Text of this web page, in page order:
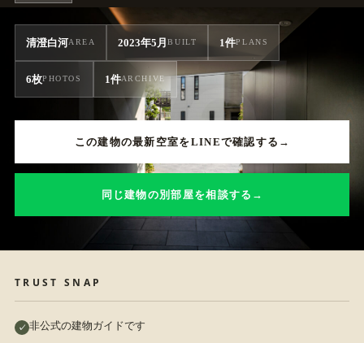
清澄白河AREA 2023年5月BUILT 1件PLANS
6枚PHOTOS 1件ARCHIVE
この建物の最新空室をLINEで確認する
同じ建物の別部屋を相談する
TRUST SNAP
非公式の建物ガイドです